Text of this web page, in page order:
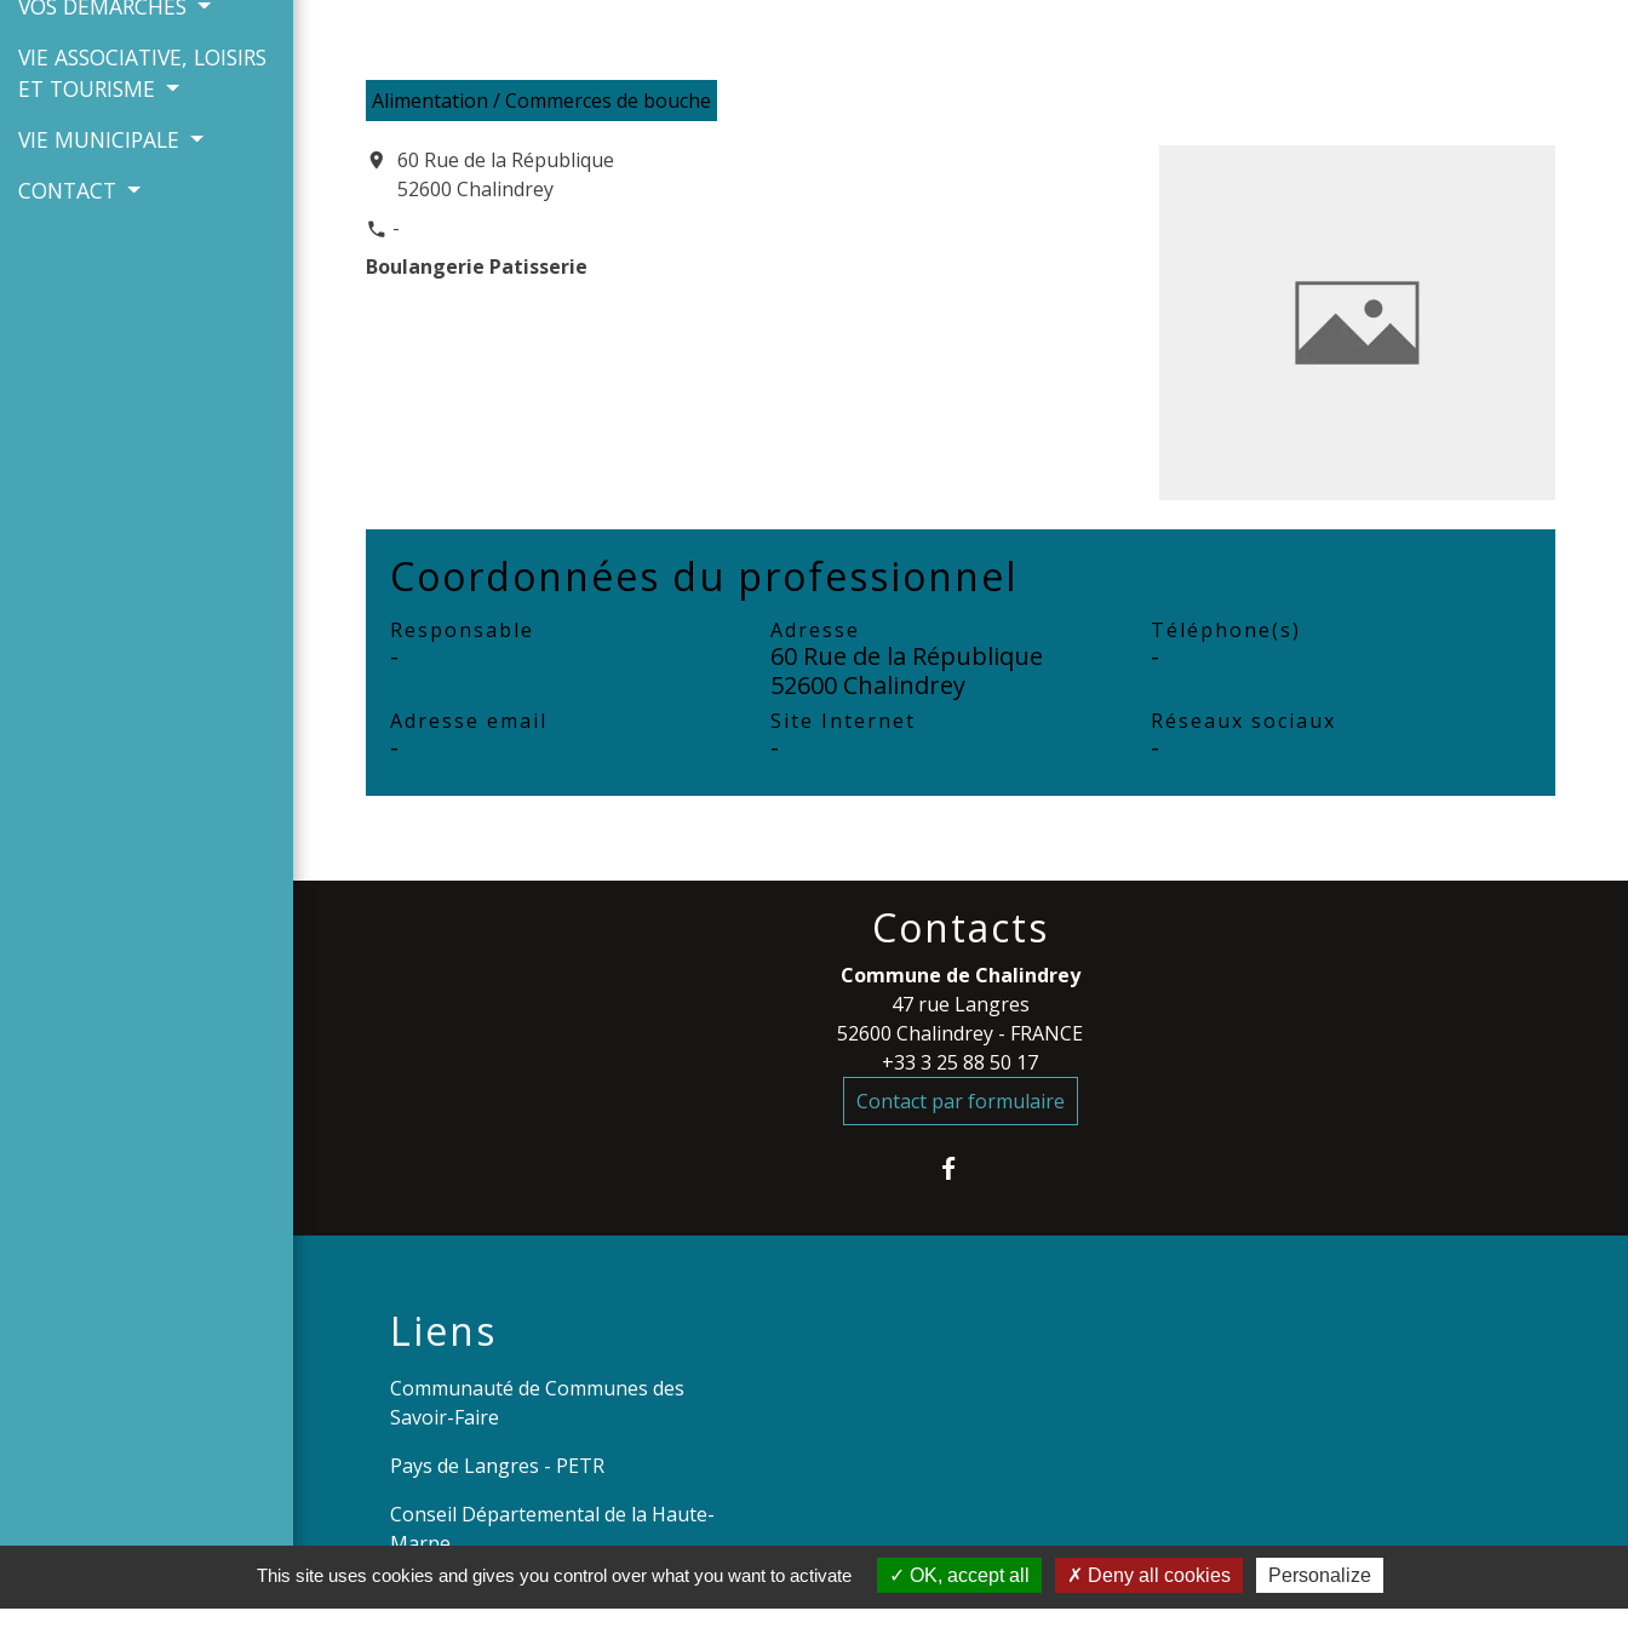
VIE ASSOCIATIVE, LOISIRS
ET TOURISME
VIE MUNICIPALE
CONTACT
Alimentation / Commerces de bouche
location_on
60 Rue de la République
52600 Chalindrey
phone -
Boulangerie Patisserie
Coordonnées du professionnel
Responsable
-
Adresse
60 Rue de la République
52600 Chalindrey
Téléphone(s)
-
Adresse email
-
Site Internet
-
Réseaux sociaux
-
Contacts
Commune de Chalindrey
47 rue Langres
52600 Chalindrey - FRANCE
+33 3 25 88 50 17
Contact par formulaire
Liens
Communauté de Communes des
Savoir-Faire
Pays de Langres - PETR
Conseil Départemental de la Haute-
Marne
Préfecture de la Haute-Marne
This site uses cookies and gives you control over what you want to activate OK, accept all Deny all cookies Personalize